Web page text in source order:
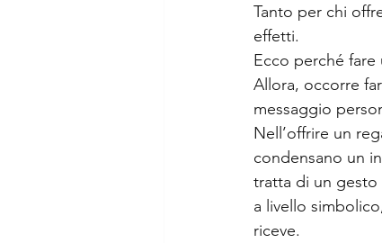
Tanto per chi
effetti.
Ecco perché
Allora, occorre
messaggio
Nell’offrire un
condensano un
tratta di un gesto
a livello
riceve.